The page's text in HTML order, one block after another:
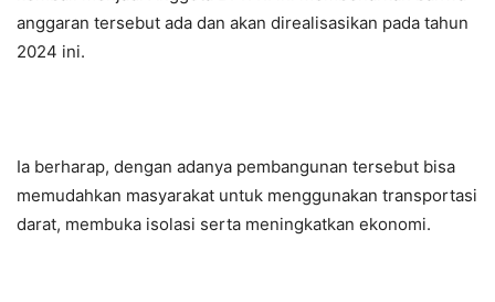
anggaran tersebut ada dan akan direalisasikan pada tahun
2024 ini.
Ia berharap, dengan adanya pembangunan tersebut bisa
memudahkan masyarakat untuk menggunakan transportasi
darat, membuka isolasi serta meningkatkan ekonomi.